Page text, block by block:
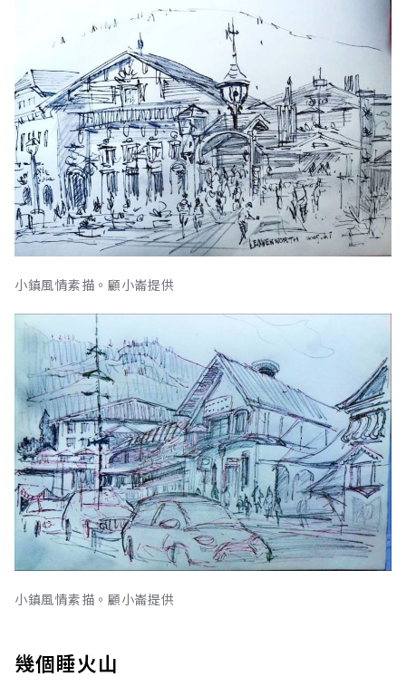
小鎮風情素描。顧小崙提供
小鎮風情素描。顧小崙提供
幾個睡火山